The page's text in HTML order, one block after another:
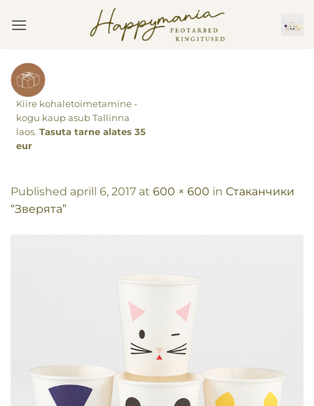
Kiire kohaletoimetamine -
kogu kaup asub Tallinna
laos. Tasuta tarne alates 35
eur
Published aprill 6, 2017 at 600 × 600 in Стаканчики
“Зверята”